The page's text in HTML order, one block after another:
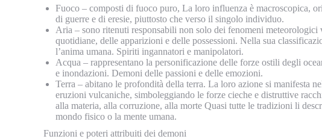
Fuoco – composti di fuoco puro, La loro influenza è macroscopica,
di guerre e di eresie, piuttosto che verso il singolo individuo.
Aria – sono ritenuti responsabili non solo dei fenomeni
quotidiane, delle apparizioni e delle possessioni. Nella sua
l’anima umana. Spiriti ingannatori e manipolatori.
Acqua – rappresentano la personificazione delle forze ostili degli
e inondazioni. Demoni delle passioni e delle emozioni.
Terra – abitano le profondità della terra. La loro azione si manifesta
eruzioni vulcaniche, simboleggiando le forze cieche e distruttive
alla materia, alla corruzione, alla morte Quasi tutte le tradizioni li
mondo fisico o la mente umana.
Funzioni e poteri attribuiti dei demoni